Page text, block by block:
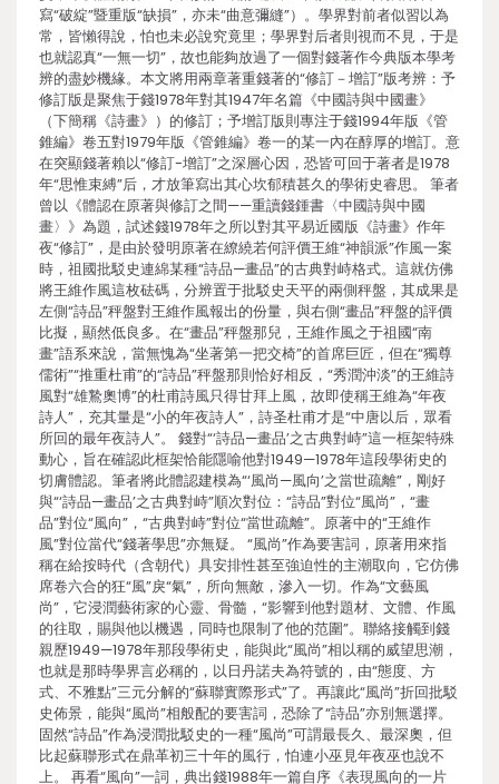
寫“破綻”暨重版“缺損”，亦未“曲意彌縫”）。學界對前者似習以為
常，皆懶得說，怕也未必說究竟里；學界對后者則視而不見，于是
也就認真“一無一切”，故也能夠放過了一個對錢著作今典版本學考
辨的盡妙機緣。本文將用兩章著重錢著的“修訂－增訂”版考辨：予
修訂版是聚焦于錢1978年對其1947年名篇《中國詩與中國畫》
（下簡稱《詩畫》）的修訂；予增訂版則專注于錢1994年版《管
錐編》卷五對1979年版《管錐編》卷一的某一內在醇厚的增訂。意
在突顯錢著賴以“修訂-增訂”之深層心因，恐皆可回于著者是1978
年“思惟束縛”后，才放筆寫出其心坎郁積甚久的學術史睿思。 筆者
曾以《體認在原著與修訂之間——重讀錢鍾書〈中國詩與中國
畫〉》為題，試述錢1978年之所以對其平易近國版《詩畫》作年
夜“修訂”，是由於發明原著在繚繞若何評價王維“神韻派”作風一案
時，祖國批駁史連綿某種“詩品—畫品”的古典對峙格式。這就仿佛
將王維作風這枚砝碼，分辨置于批駁史天平的兩側秤盤，其成果是
左側“詩品”秤盤對王維作風報出的份量，與右側“畫品”秤盤的評價
比擬，顯然低良多。在“畫品”秤盤那兒，王維作風之于祖國“南
畫”語系來說，當無愧為“坐著第一把交椅”的首席巨匠，但在“獨尊
儒術”“推重杜甫”的“詩品”秤盤那則恰好相反，“秀潤沖淡”的王維詩
風對“雄鷙奧博”的杜甫詩風只得甘拜上風，故即使稱王維為“年夜
詩人”，充其量是“小的年夜詩人”，詩圣杜甫才是“中唐以后，眾看
所回的最年夜詩人”。 錢對“‘詩品—畫品’之古典對峙”這一框架特殊
動心，旨在確認此框架恰能隱喻他對1949—1978年這段學術史的
切膚體認。筆者將此體認建模為“‘風尚—風向’之當世疏離”，剛好
與“‘詩品—畫品’之古典對峙”順次對位：“詩品”對位“風尚”，“畫
品”對位“風向”，“古典對峙”對位“當世疏離”。原著中的“王維作
風”對位當代“錢著學思”亦無疑。 “風尚”作為要害詞，原著用來指
稱在給按時代（含朝代）具安排性甚至強迫性的主潮取向，它仿佛
席卷六合的狂“風”戾“氣”，所向無敵，滲入一切。作為“文藝風
尚”，它浸潤藝術家的心靈、骨髓，“影響到他對題材、文體、作風
的往取，賜與他以機遇，同時也限制了他的范圍”。聯絡接觸到錢
親歷1949—1978年那段學術史，能與此“風尚”相以稱的威望思潮，
也就是那時學界言必稱的，以日丹諾夫為符號的，由“態度、方
式、不雅點”三元分解的“蘇聯實際形式”了。再讓此“風尚”折回批駁
史佈景，能與“風尚”相般配的要害詞，恐除了“詩品”亦別無選擇。
固然“詩品”作為浸潤批駁史的一種“風尚”可謂最長久、最深奧，但
比起蘇聯形式在鼎革初三十年的風行，怕連小巫見年夜巫也說不
上。 再看“風向”一詞，典出錢1988年一篇自序《表現風向的一片